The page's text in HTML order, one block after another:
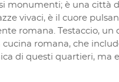
monumenti; è una città
vivaci, è il cuore
romana. Testaccio,
cucina romana, che
di questi quartieri, ma